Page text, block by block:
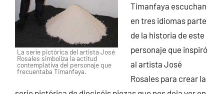
La serie pictórica del artista José
Rosales simboliza la actitud
contemplativa del personaje que
frecuentaba Timanfaya.
Timanfaya escuchan
en tres idiomas parte
de la historia de este
personaje que inspiró
al artista José
Rosales para crear la